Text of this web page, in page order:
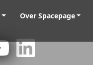
Over Spacepage